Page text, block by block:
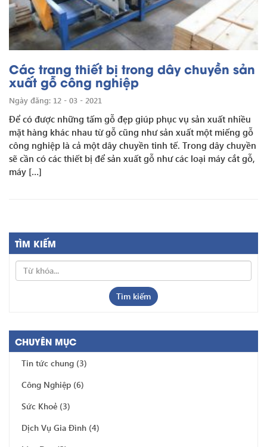
Các trang thiết bị trong dây chuyền sản
xuất gỗ công nghiệp
Ngày đăng: 12 - 03 - 2021
Để có được những tấm gỗ đẹp giúp phục vụ sản xuất nhiều
mặt hàng khác nhau từ gỗ cũng như sản xuất một miếng gỗ
công nghiệp là cả một dây chuyền tinh tế. Trong dây chuyền
sẽ cần có các thiết bị để sản xuất gỗ như các loại máy cắt gỗ,
máy […]
TÌM KIẾM
Tìm kiếm
CHUYÊN MỤC
Tin tức chung (3)
Công Nghiệp (6)
Sức Khoẻ (3)
Dịch Vụ Gia Đình (4)